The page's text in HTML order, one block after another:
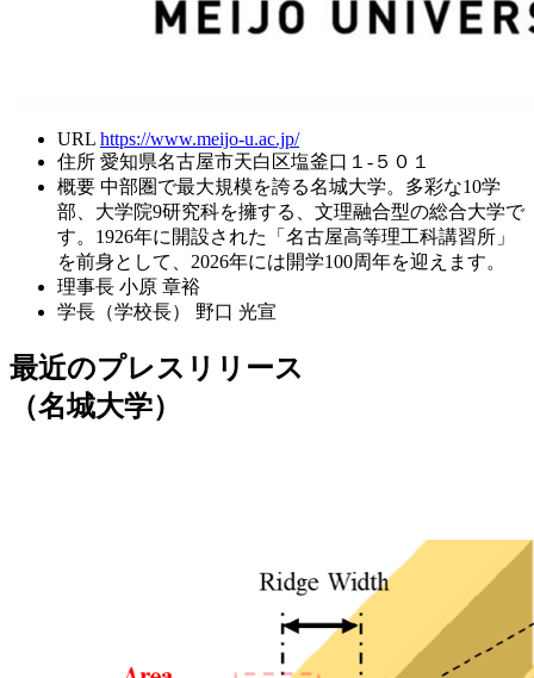
URL https://www.meijo-u.ac.jp/
住所 愛知県名古屋市天白区塩釜口１-５０１
概要 中部圏で最大規模を誇る名城大学。多彩な10学
部、大学院9研究科を擁する、文理融合型の総合大学で
す。1926年に開設された「名古屋高等理工科講習所」
を前身として、2026年には開学100周年を迎えます。
理事長 小原 章裕
学長（学校長）
野口 光宣
最近のプレスリリース
（名城大学）